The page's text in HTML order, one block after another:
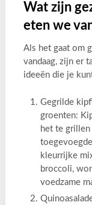
Wat zijn
eten we
Als het gaat om
vandaag, zijn er
ideeën die je
Gegrilde
groenten:
het te grillen
kleurrijke
broccoli,
voedzame